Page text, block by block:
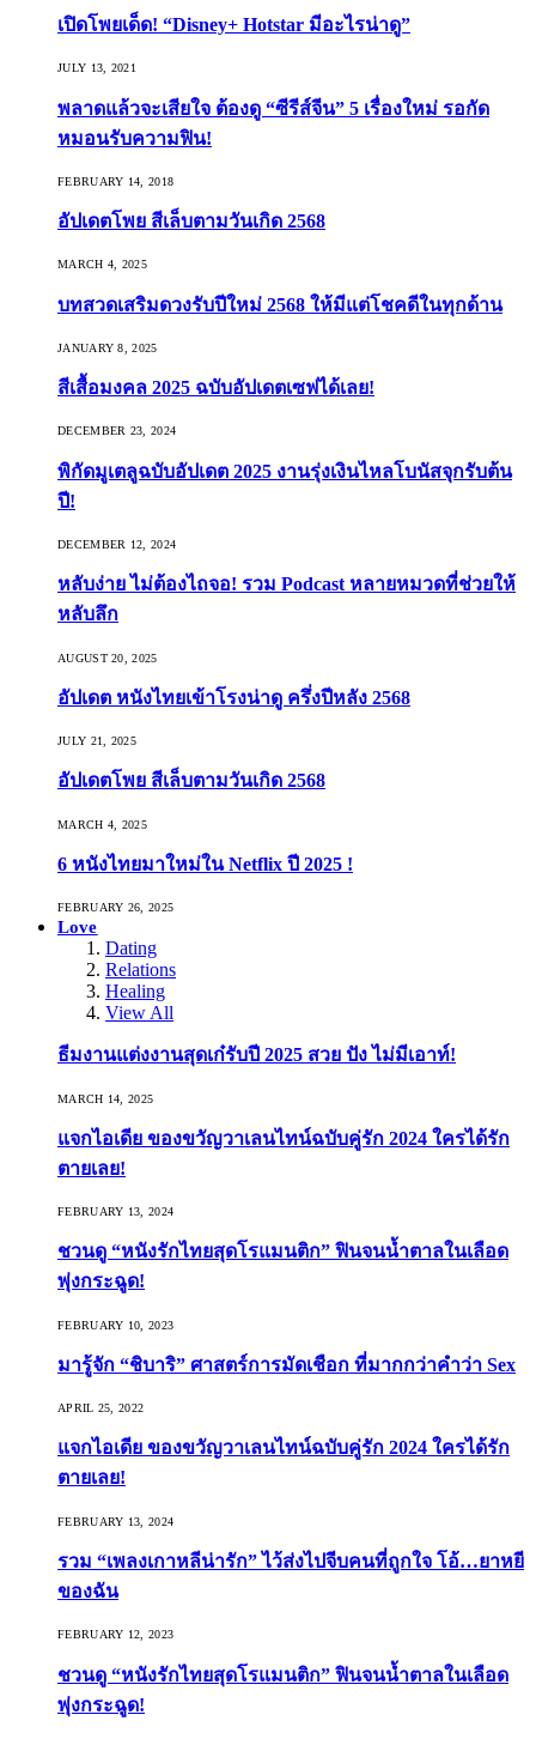
เปิดโพยเด็ด! “Disney+ Hotstar มีอะไรน่าดู”
JULY 13, 2021
พลาดแล้วจะเสียใจ ต้องดู “ซีรีส์จีน” 5 เรื่องใหม่ รอกัด
หมอนรับความฟิน!
FEBRUARY 14, 2018
อัปเดตโพย สีเล็บตามวันเกิด 2568
MARCH 4, 2025
บทสวดเสริมดวงรับปีใหม่ 2568 ให้มีแต่โชคดีในทุกด้าน
JANUARY 8, 2025
สีเสื้อมงคล 2025 ฉบับอัปเดตเซฟได้เลย!
DECEMBER 23, 2024
พิกัดมูเตลูฉบับอัปเดต 2025 งานรุ่งเงินไหลโบนัสจุกรับต้น
ปี!
DECEMBER 12, 2024
หลับง่าย ไม่ต้องไถจอ! รวม Podcast หลายหมวดที่ช่วยให้
หลับลึก
AUGUST 20, 2025
อัปเดต หนังไทยเข้าโรงน่าดู ครึ่งปีหลัง 2568
JULY 21, 2025
อัปเดตโพย สีเล็บตามวันเกิด 2568
MARCH 4, 2025
6 หนังไทยมาใหม่ใน Netflix ปี 2025 !
FEBRUARY 26, 2025
Love
Dating
Relations
Healing
View All
ธีมงานแต่งงานสุดเก๋รับปี 2025 สวย ปัง ไม่มีเอาท์!
MARCH 14, 2025
แจกไอเดีย ของขวัญวาเลนไทน์ฉบับคู่รัก 2024 ใครได้รัก
ตายเลย!
FEBRUARY 13, 2024
ชวนดู “หนังรักไทยสุดโรแมนติก” ฟินจนน้ำตาลในเลือด
พุ่งกระฉูด!
FEBRUARY 10, 2023
มารู้จัก “ชิบาริ” ศาสตร์การมัดเชือก ที่มากกว่าคำว่า Sex
APRIL 25, 2022
แจกไอเดีย ของขวัญวาเลนไทน์ฉบับคู่รัก 2024 ใครได้รัก
ตายเลย!
FEBRUARY 13, 2024
รวม “เพลงเกาหลีน่ารัก” ไว้ส่งไปจีบคนที่ถูกใจ โอ้…ยาหยี
ของฉัน
FEBRUARY 12, 2023
ชวนดู “หนังรักไทยสุดโรแมนติก” ฟินจนน้ำตาลในเลือด
พุ่งกระฉูด!